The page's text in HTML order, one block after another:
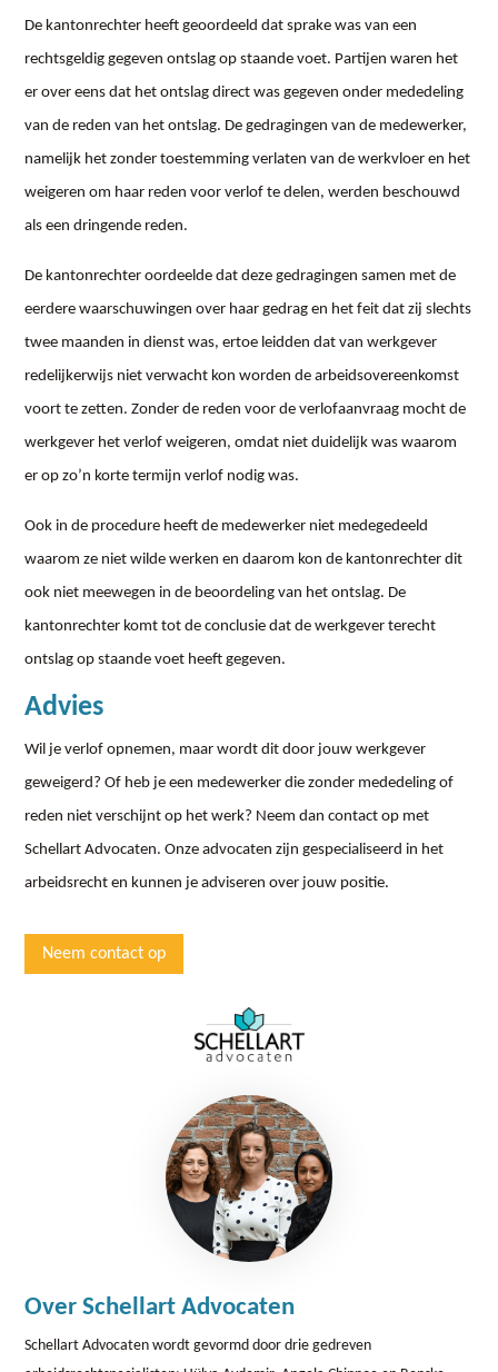
De kantonrechter heeft geoordeeld dat sprake was van een
rechtsgeldig gegeven ontslag op staande voet. Partijen waren het
er over eens dat het ontslag direct was gegeven onder mededeling
van de reden van het ontslag. De gedragingen van de medewerker,
namelijk het zonder toestemming verlaten van de werkvloer en het
weigeren om haar reden voor verlof te delen, werden beschouwd
als een dringende reden.
De kantonrechter oordeelde dat deze gedragingen samen met de
eerdere waarschuwingen over haar gedrag en het feit dat zij slechts
twee maanden in dienst was, ertoe leidden dat van werkgever
redelijkerwijs niet verwacht kon worden de arbeidsovereenkomst
voort te zetten. Zonder de reden voor de verlofaanvraag mocht de
werkgever het verlof weigeren, omdat niet duidelijk was waarom
er op zo’n korte termijn verlof nodig was.
Ook in de procedure heeft de medewerker niet medegedeeld
waarom ze niet wilde werken en daarom kon de kantonrechter dit
ook niet meewegen in de beoordeling van het ontslag. De
kantonrechter komt tot de conclusie dat de werkgever terecht
ontslag op staande voet heeft gegeven.
Advies
Wil je verlof opnemen, maar wordt dit door jouw werkgever
geweigerd? Of heb je een medewerker die zonder mededeling of
reden niet verschijnt op het werk? Neem dan contact op met
Schellart Advocaten. Onze advocaten zijn gespecialiseerd in het
arbeidsrecht en kunnen je adviseren over jouw positie.
Neem contact op
Over Schellart Advocaten
Schellart Advocaten wordt gevormd door drie gedreven